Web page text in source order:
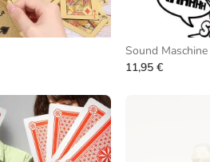
Sound Maschine
11,95 €